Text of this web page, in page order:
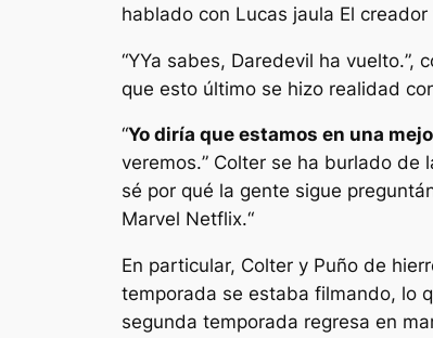
hablado con Lucas jaula El
“YYa sabes, Daredevil ha vuelto.”,
que esto último se hizo realidad
“Yo diría que estamos en una
veremos.” Colter se ha burlado de
sé por qué la gente sigue
Marvel Netflix.“
En particular, Colter y Puño de
temporada se estaba filmando, lo
segunda temporada regresa en